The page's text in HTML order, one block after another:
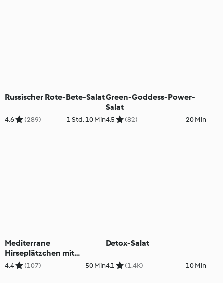
Russischer Rote-Bete-Salat
4.6 (289) 1 Std. 10 Min
Green-Goddess-Power-
Salat
4.5 (82) 20 Min
Mediterrane
Hirseplätzchen mit
Rosmarin
4.4 (107) 50 Min
Detox-Salat
4.1 (1.4K) 10 Min